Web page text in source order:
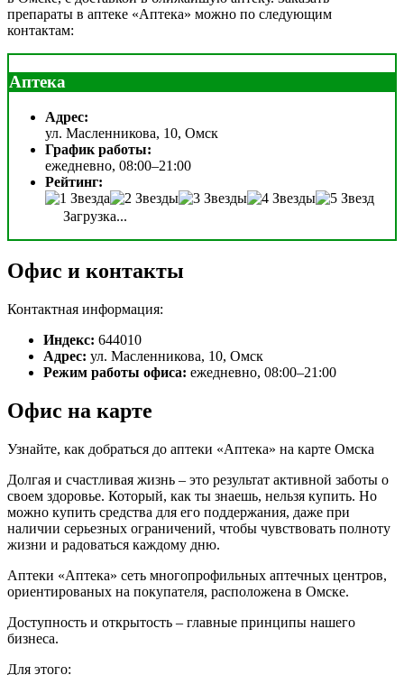
препараты в аптеке «Аптека» можно по следующим
контактам:
Аптека
Адрес:
ул. Масленникова, 10, Омск
График работы:
ежедневно, 08:00–21:00
Рейтинг:
Загрузка...
Офис и контакты
Контактная информация:
Индекс: 644010
Адрес: ул. Масленникова, 10, Омск
Режим работы офиса: ежедневно, 08:00–21:00
Офис на карте
Узнайте, как добраться до аптеки «Аптека» на карте Омска
Долгая и счастливая жизнь – это результат активной заботы о
своем здоровье. Который, как ты знаешь, нельзя купить. Но
можно купить средства для его поддержания, даже при
наличии серьезных ограничений, чтобы чувствовать полноту
жизни и радоваться каждому дню.
Аптеки «Аптека» сеть многопрофильных аптечных центров,
ориентированых на покупателя, расположена в Омске.
Доступность и открытость – главные принципы нашего
бизнеса.
Для этого: